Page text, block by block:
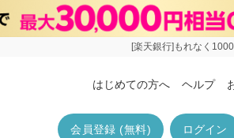
[楽天銀行]もれなく
はじめての方へ ヘルプ
ログイン
会員登録 (無料)